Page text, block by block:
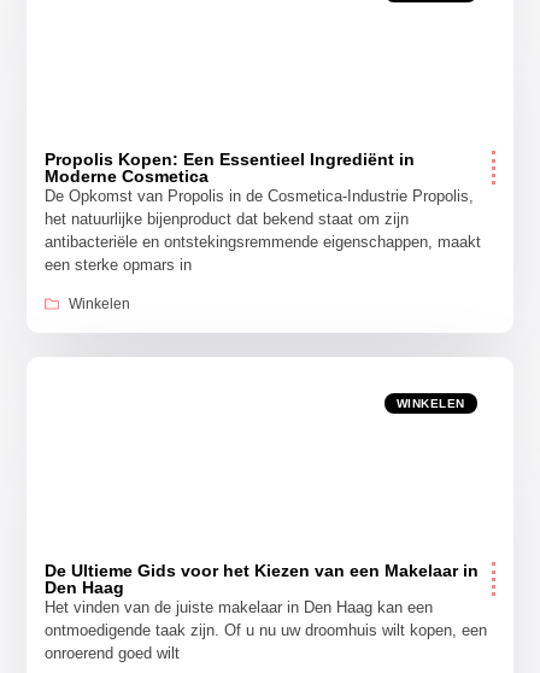
Propolis Kopen: Een Essentieel Ingrediënt in
Moderne Cosmetica
De Opkomst van Propolis in de Cosmetica-Industrie Propolis,
het natuurlijke bijenproduct dat bekend staat om zijn
antibacteriële en ontstekingsremmende eigenschappen, maakt
een sterke opmars in
Winkelen
WINKELEN
De Ultieme Gids voor het Kiezen van een Makelaar in
Den Haag
Het vinden van de juiste makelaar in Den Haag kan een
ontmoedigende taak zijn. Of u nu uw droomhuis wilt kopen, een
onroerend goed wilt